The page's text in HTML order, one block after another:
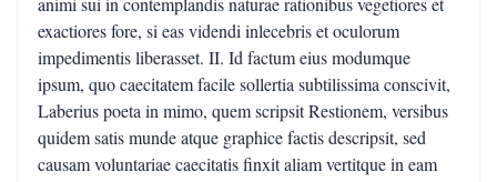
exactiores fore, si eas videndi inlecebris et oculorum
impedimentis liberasset. II. Id factum eius modumque
ipsum, quo caecitatem facile sollertia subtilissima conscivit,
Laberius poeta in mimo, quem scripsit Restionem, versibus
quidem satis munde atque graphice factis descripsit, sed
causam voluntariae caecitatis finxit aliam vertitque in eam